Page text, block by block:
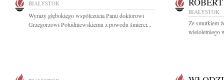
BIAŁYSTOK
Wyrazy głębokiego współczucia Panu doktorowi
Grzegorzowi Południewskiemu z powodu śmierci...
BIAŁYSTOK
Ze smutkiem
wieloletniego